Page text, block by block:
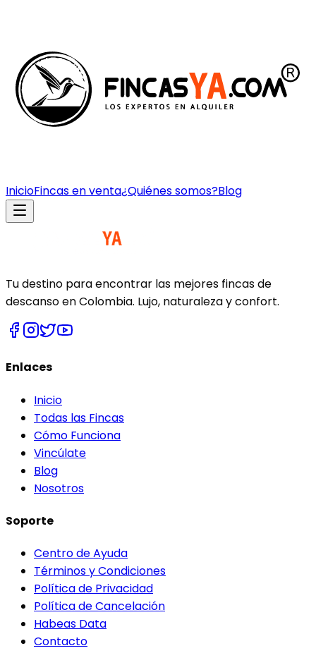
InicioFincas en venta¿Quiénes somos?Blog
Tu destino para encontrar las mejores fincas de
descanso en Colombia. Lujo, naturaleza y confort.
Enlaces
Inicio
Todas las Fincas
Cómo Funciona
Vincúlate
Blog
Nosotros
Soporte
Centro de Ayuda
Términos y Condiciones
Política de Privacidad
Política de Cancelación
Habeas Data
Contacto